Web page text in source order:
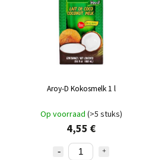
Aroy-D Kokosmelk 1 l
Op voorraad (>5 stuks)
4,55 €